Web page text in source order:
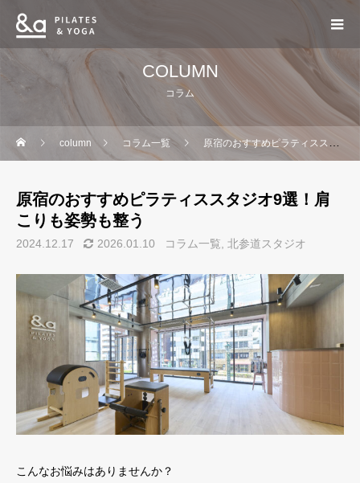
COLUMN
コラム
column コラム一覧 原宿のおすすめピラティススタジオ9選！肩こりも姿勢も整う
原宿のおすすめピラティススタジオ9選！肩
こりも姿勢も整う
2024.12.17 2026.01.10 コラム一覧 北参道スタジオ
こんなお悩みはありませんか？